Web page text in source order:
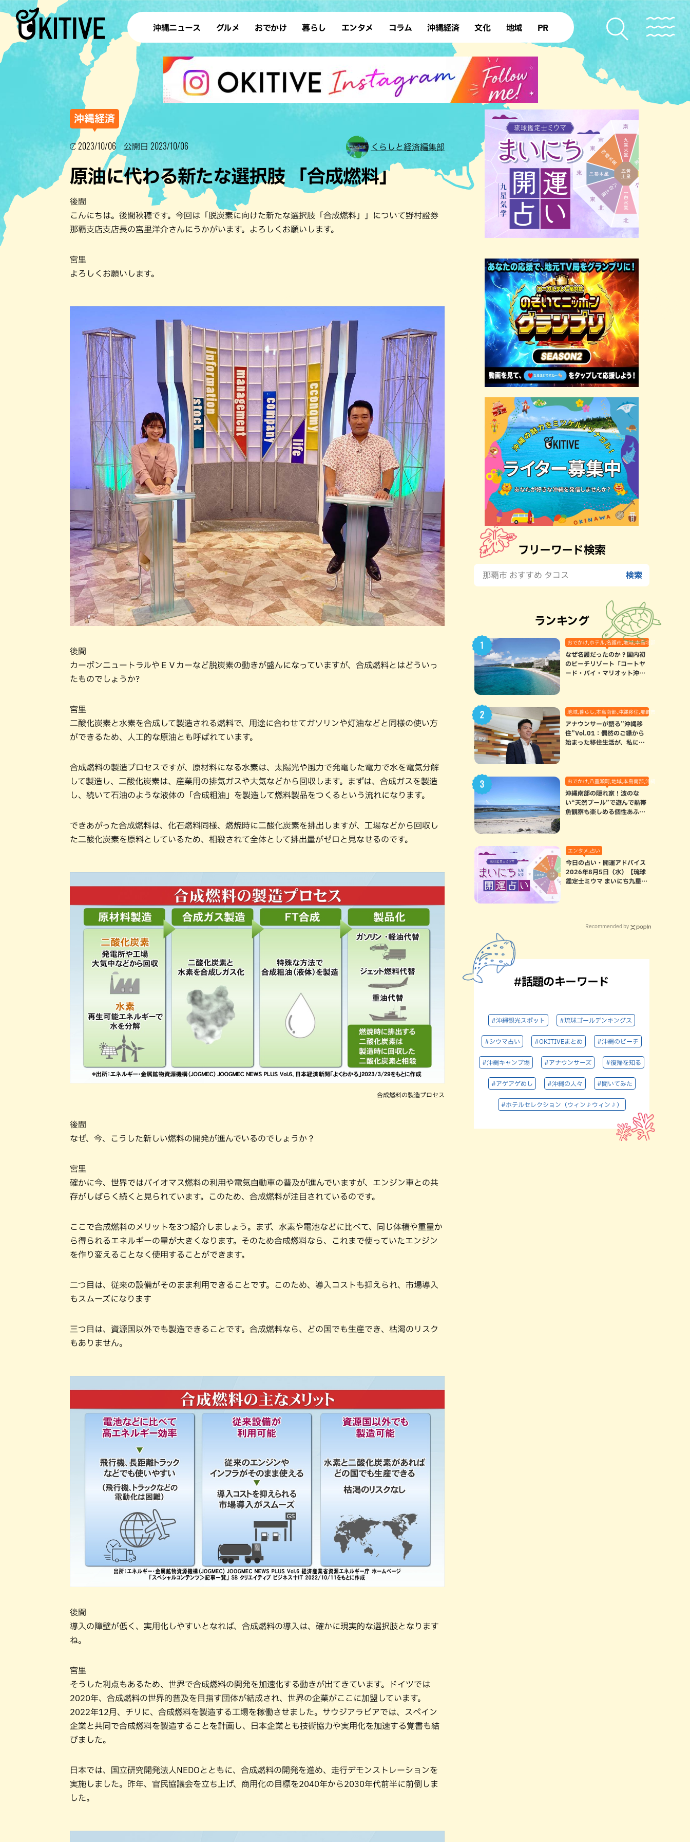
沖縄ニュース グルメ
ラーメン 沖縄そば
テイクアウト カフェ
すし・魚料理 和食・日本料理
アジア・エスニック
ステーキ・焼肉 焼鳥・串料理
その他の肉料理 居酒屋・バー
ブッフェ・バイキング スイーツ
パン カレー
おでかけ
デート ドライブ
散歩 ソロ活
アート
ホテル
サウナ 公園
暮らし
レシピ SDGs
ファッション ローカルニュース
沖縄移住 沖縄旧暦行事
エンタメ
スポーツ 占い
タレント・芸人 テレビ
コラム 沖縄経済 文化
復帰50年
地域
本島北部 本島中部
本島南部 先島諸島
北部離島
PR
沖縄経済
2023/10/06 公開日 2023/10/06 くらしと経済編集部
原油に代わる新たな選択肢 「合成燃料」
後間
こんにちは。後間秋穂です。今回は「脱炭素に向けた新たな選択肢「合成燃料」」について野村證券
那覇支店支店長の宮里洋介さんにうかがいます。よろしくお願いします。
宮里
よろしくお願いします。
後間
カーボンニュートラルやＥＶカーなど脱炭素の動きが盛んになっていますが、合成燃料とはどういっ
たものでしょうか?
宮里
二酸化炭素と水素を合成して製造される燃料で、用途に合わせてガソリンや灯油などと同様の使い方
ができるため、人工的な原油とも呼ばれています。
合成燃料の製造プロセスですが、原材料になる水素は、太陽光や風力で発電した電力で水を電気分解
して製造し、二酸化炭素は、産業用の排気ガスや大気などから回収します。まずは、合成ガスを製造
し、続いて石油のような液体の「合成粗油」を製造して燃料製品をつくるという流れになります。
できあがった合成燃料は、化石燃料同様、燃焼時に二酸化炭素を排出しますが、工場などから回収し
た二酸化炭素を原料としているため、相殺されて全体として排出量がゼロと見なせるのです。
合成燃料の製造プロセス
後間
なぜ、今、こうした新しい燃料の開発が進んでいるのでしょうか？
宮里
確かに今、世界ではバイオマス燃料の利用や電気自動車の普及が進んでいますが、エンジン車との共
存がしばらく続くと見られています。このため、合成燃料が注目されているのです。
ここで合成燃料のメリットを3つ紹介しましょう。まず、水素や電池などに比べて、同じ体積や重量か
ら得られるエネルギーの量が大きくなります。そのため合成燃料なら、これまで使っていたエンジン
を作り変えることなく使用することができます。
二つ目は、従来の設備がそのまま利用できることです。このため、導入コストも抑えられ、市場導入
もスムーズになります
三つ目は、資源国以外でも製造できることです。合成燃料なら、どの国でも生産でき、枯渇のリスク
もありません。
後間
導入の障壁が低く、実用化しやすいとなれば、合成燃料の導入は、確かに現実的な選択肢となります
ね。
宮里
そうした利点もあるため、世界で合成燃料の開発を加速化する動きが出てきています。ドイツでは
2020年、合成燃料の世界的普及を目指す団体が結成され、世界の企業がここに加盟しています。
2022年12月、チリに、合成燃料を製造する工場を稼働させました。サウジアラビアでは、スペイン
企業と共同で合成燃料を製造することを計画し、日本企業とも技術協力や実用化を加速する覚書も結
びました。
日本では、国立研究開発法人NEDOとともに、合成燃料の開発を進め、走行デモンストレーションを
実施しました。昨年、官民協議会を立ち上げ、商用化の目標を2040年から2030年代前半に前倒しま
した。
フリーワード検索
ランキング
おでかけ,ホテル,名護市,地域,本島北部
なぜ名護だったのか？国内初
のビーチリゾート「コートヤ
ード・バイ・マリオット沖縄
地域,暮らし,本島南部,沖縄移住,那覇市
アナウンサーが語る”沖縄移
住”Vol.01：偶然のご縁から
始まった移住生活が、私にと
おでかけ,八重瀬町,地域,本島南部,沖縄の海,自然
沖縄南部の隠れ家！波のな
い“天然プール”で遊んで熱帯
魚観察も楽しめる個性あふれ
エンタメ,占い
今日の占い・開運アドバイス
2026年8月5日（水）【琉球
鑑定士ミウマ まいにち九星気
Recommended by
#話題のキーワード
#沖縄観光スポット #琉球ゴールデンキングス
#シウマ占い #OKITIVEまとめ #沖縄のビーチ
#沖縄キャンプ場 #アナウンサーズ #復帰を知る
#アゲアゲめし #沖縄の人々 #聞いてみた
#ホテルセレクション（ウィン♪ウィン♪）